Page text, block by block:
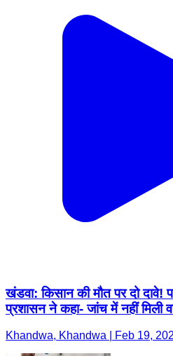
खंडवा: किसान की मौत पर दो दावे!
प्रशासन ने कहा- जांच में नहीं मिली
Khandwa, Khandwa | Feb 19,